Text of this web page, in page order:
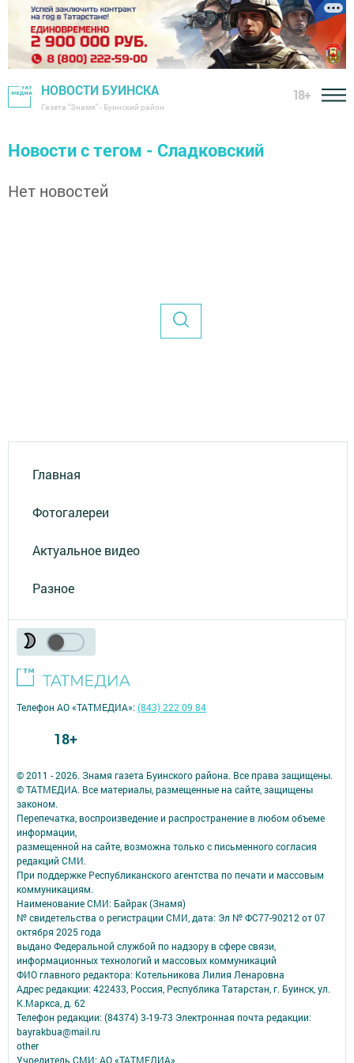
НОВОСТИ БУИНСКА
Газета "Знамя" - Буинский район
18+
Новости с тегом - Сладковский
Нет новостей
Главная
Фотогалереи
Актуальное видео
Разное
© 2011 - 2026. Знамя газета Буинского района. Все права защищены.
© ТАТМЕДИА. Все материалы, размещенные на сайте, защищены
законом.
Перепечатка, воспроизведение и распространение в любом объеме
информации,
размещенной на сайте, возможна только с письменного согласия
редакций СМИ.
При поддержке Республиканского агентства по печати и массовым
коммуникациям.
Наименование СМИ: Байрак (Знамя)
№ свидетельства о регистрации СМИ, дата: Эл № ФС77-90212 от 07
октября 2025 года
выдано Федеральной службой по надзору в сфере связи,
информационных технологий и массовых коммуникаций
ФИО главного редактора: Котельникова Лилия Ленаровна
Адрес редакции: 422433, Россия, Республика Татарстан, г. Буинск, ул.
К.Маркса, д. 62
Телефон редакции: (84374) 3-19-73 Электронная почта редакции:
bayrakbua@mail.ru
other
Учредитель СМИ: АО «ТАТМЕДИА»
Телефон АО «ТАТМЕДИА»:(843) 222 09 84
18+